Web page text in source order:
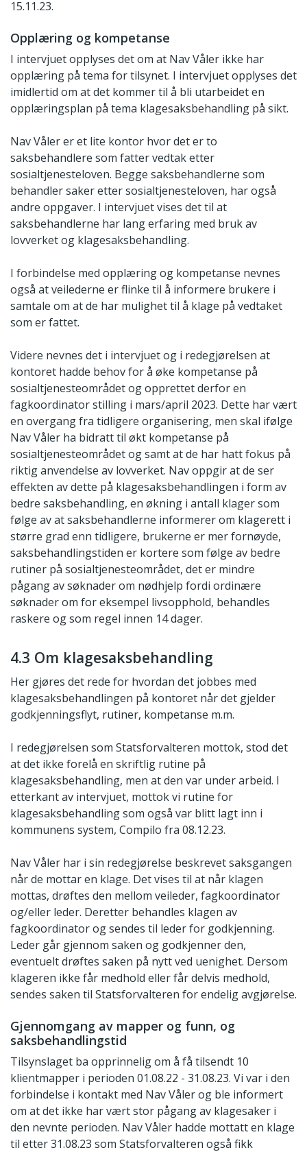
15.11.23.
Opplæring og kompetanse
I intervjuet opplyses det om at Nav Våler ikke har
opplæring på tema for tilsynet. I intervjuet opplyses det
imidlertid om at det kommer til å bli utarbeidet en
opplæringsplan på tema klagesaksbehandling på sikt.
Nav Våler er et lite kontor hvor det er to
saksbehandlere som fatter vedtak etter
sosialtjenesteloven. Begge saksbehandlerne som
behandler saker etter sosialtjenesteloven, har også
andre oppgaver. I intervjuet vises det til at
saksbehandlerne har lang erfaring med bruk av
lovverket og klagesaksbehandling.
I forbindelse med opplæring og kompetanse nevnes
også at veilederne er flinke til å informere brukere i
samtale om at de har mulighet til å klage på vedtaket
som er fattet.
Videre nevnes det i intervjuet og i redegjørelsen at
kontoret hadde behov for å øke kompetanse på
sosialtjenesteområdet og opprettet derfor en
fagkoordinator stilling i mars/april 2023. Dette har vært
en overgang fra tidligere organisering, men skal ifølge
Nav Våler ha bidratt til økt kompetanse på
sosialtjenesteområdet og samt at de har hatt fokus på
riktig anvendelse av lovverket. Nav oppgir at de ser
effekten av dette på klagesaksbehandlingen i form av
bedre saksbehandling, en økning i antall klager som
følge av at saksbehandlerne informerer om klagerett i
større grad enn tidligere, brukerne er mer fornøyde,
saksbehandlingstiden er kortere som følge av bedre
rutiner på sosialtjenesteområdet, det er mindre
pågang av søknader om nødhjelp fordi ordinære
søknader om for eksempel livsopphold, behandles
raskere og som regel innen 14 dager.
4.3 Om klagesaksbehandling
Her gjøres det rede for hvordan det jobbes med
klagesaksbehandlingen på kontoret når det gjelder
godkjenningsflyt, rutiner, kompetanse m.m.
I redegjørelsen som Statsforvalteren mottok, stod det
at det ikke forelå en skriftlig rutine på
klagesaksbehandling, men at den var under arbeid. I
etterkant av intervjuet, mottok vi rutine for
klagesaksbehandling som også var blitt lagt inn i
kommunens system, Compilo fra 08.12.23.
Nav Våler har i sin redegjørelse beskrevet saksgangen
når de mottar en klage. Det vises til at når klagen
mottas, drøftes den mellom veileder, fagkoordinator
og/eller leder. Deretter behandles klagen av
fagkoordinator og sendes til leder for godkjenning.
Leder går gjennom saken og godkjenner den,
eventuelt drøftes saken på nytt ved uenighet. Dersom
klageren ikke får medhold eller får delvis medhold,
sendes saken til Statsforvalteren for endelig avgjørelse.
Gjennomgang av mapper og funn, og
saksbehandlingstid
Tilsynslaget ba opprinnelig om å få tilsendt 10
klientmapper i perioden 01.08.22 - 31.08.23. Vi var i den
forbindelse i kontakt med Nav Våler og ble informert
om at det ikke har vært stor pågang av klagesaker i
den nevnte perioden. Nav Våler hadde mottatt en klage
til etter 31.08.23 som Statsforvalteren også fikk